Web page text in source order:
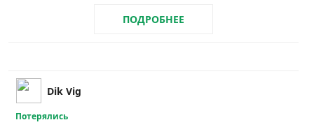
ПОДРОБНЕЕ
Dik Vig
Потерялись